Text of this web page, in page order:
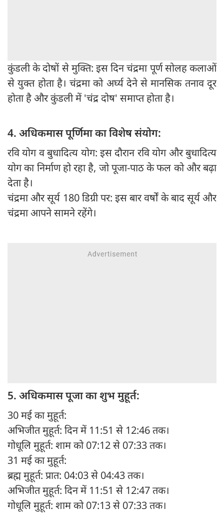
कुंडली के दोषों से मुक्ति: इस दिन चंद्रमा पूर्ण सोलह कलाओं
से युक्त होता है। चंद्रमा को अर्घ्य देने से मानसिक तनाव दूर
होता है और कुंडली में 'चंद्र दोष' समाप्त होता है।
4. अधिकमास पूर्णिमा का विशेष संयोग:
रवि योग व बुधादित्य योग: इस दौरान रवि योग और बुधादित्य
योग का निर्माण हो रहा है, जो पूजा-पाठ के फल को और बढ़ा
देता है।
चंद्रमा और सूर्य 180 डिग्री पर: इस बार वर्षों के बाद सूर्य और
चंद्रमा आपने सामने रहेंगे।
5. अधिकमास पूजा का शुभ मुहूर्त:
30 मई का मुहूर्त:
अभिजीत मुहूर्त: दिन में 11:51 से 12:46 तक।
गोधूलि मुहूर्त: शाम को 07:12 से 07:33 तक।
31 मई का मुहूर्त:
ब्रह्म मुहूर्त: प्रात: 04:03 से 04:43 तक।
अभिजीत मुहूर्त: दिन में 11:51 से 12:47 तक।
गोधूलि मुहूर्त: शाम को 07:13 से 07:33 तक।